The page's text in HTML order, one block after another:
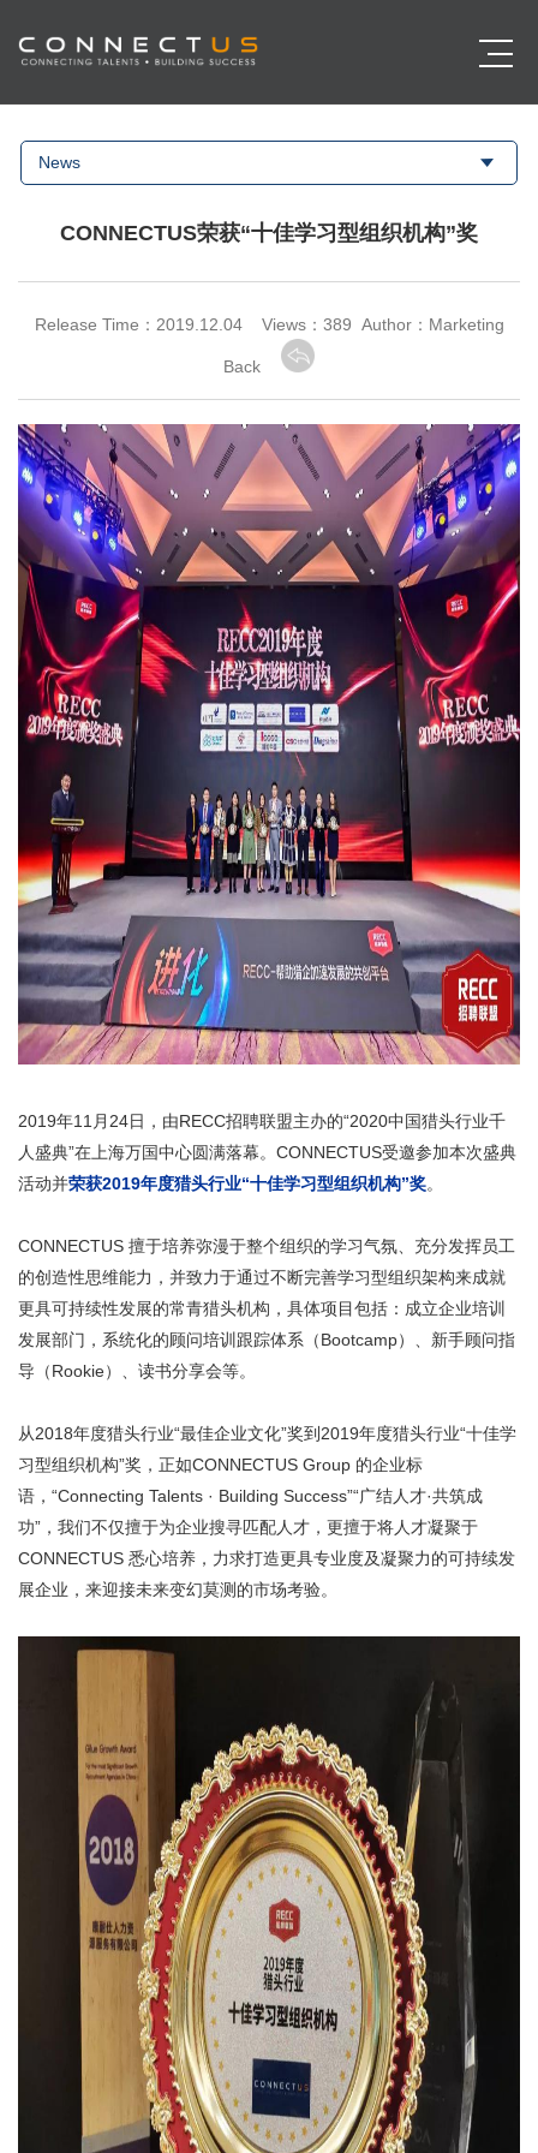
News
CONNECTUS荣获“十佳学习型组织机构”奖
Release Time：2019.12.04 Views： 389 Author：Marketing
Back
2019年11月24日，由RECC招聘联盟主办的“2020中国猎头行业千
人盛典”在上海万国中心圆满落幕。CONNECTUS受邀参加本次盛典
活动并荣获2019年度猎头行业“十佳学习型组织机构”奖。
CONNECTUS 擅于培养弥漫于整个组织的学习气氛、充分发挥员工
的创造性思维能力，并致力于通过不断完善学习型组织架构来成就
更具可持续性发展的常青猎头机构，具体项目包括：成立企业培训
发展部门，系统化的顾问培训跟踪体系（Bootcamp）、新手顾问指
导（Rookie）、读书分享会等。
从2018年度猎头行业“最佳企业文化”奖到2019年度猎头行业“十佳学
习型组织机构”奖，正如CONNECTUS Group 的企业标
语，“Connecting Talents · Building Success”“广结人才·共筑成
功”，我们不仅擅于为企业搜寻匹配人才，更擅于将人才凝聚于
CONNECTUS 悉心培养，力求打造更具专业度及凝聚力的可持续发
展企业，来迎接未来变幻莫测的市场考验。